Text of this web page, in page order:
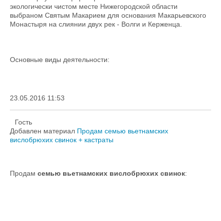
экологически чистом месте Нижегородской области
выбраном Святым Макарием для основания Макарьевского
Монастыря на слиянии двух рек - Волги и Керженца.
Основные виды деятельности:
23.05.2016 11:53
Гость
Добавлен материал Продам семью вьетнамских
вислобрюхих свинок + кастраты
Продам семью вьетнамских вислобрюхих свинок: